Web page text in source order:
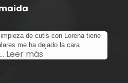
de cutis con Lorena tiene
me ha dejado la cara
… Leer más